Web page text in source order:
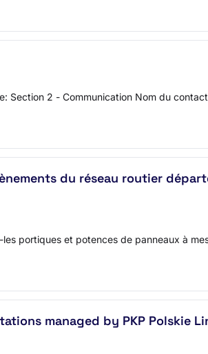
2 - Communication Nom du
du réseau routier
portiques et potences de panneaux à
managed by PKP Polskie